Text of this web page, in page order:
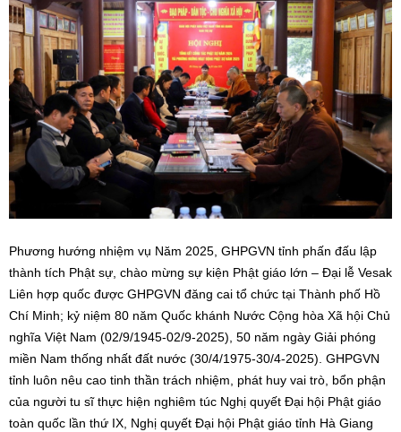
Phương hướng nhiệm vụ Năm 2025, GHPGVN tỉnh phấn đấu lập
thành tích Phật sự, chào mừng sự kiện Phật giáo lớn – Đại lễ Vesak
Liên hợp quốc được GHPGVN đăng cai tổ chức tại Thành phố Hồ
Chí Minh; kỷ niệm 80 năm Quốc khánh Nước Cộng hòa Xã hội Chủ
nghĩa Việt Nam (02/9/1945-02/9-2025), 50 năm ngày Giải phóng
miền Nam thống nhất đất nước (30/4/1975-30/4-2025). GHPGVN
tỉnh luôn nêu cao tinh thần trách nhiệm, phát huy vai trò, bổn phận
của người tu sĩ thực hiện nghiêm túc Nghị quyết Đại hội Phật giáo
toàn quốc lần thứ IX, Nghị quyết Đại hội Phật giáo tỉnh Hà Giang